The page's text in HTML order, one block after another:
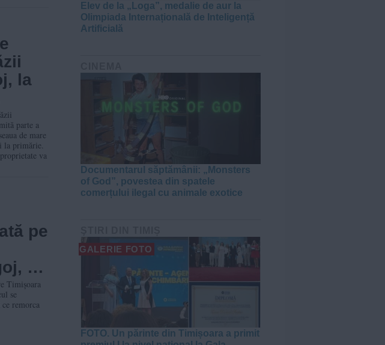
la
laparte a
de mare
la primărie.
va
pe
se
de
Timișoara
se
ce remorca
Elev de la „Loga”, medalie de aur la
Olimpiada Internațională de Inteligență
Artificială
Documentarul săptămânii: „Monsters
of God”, povestea din spatele
comerțului ilegal cu animale exotice
GALERIE FOTO
FOTO. Un părinte din Timișoara a primit